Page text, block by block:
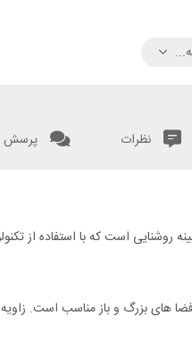
نظرات پرسش
روشنایی است که با استفاده از